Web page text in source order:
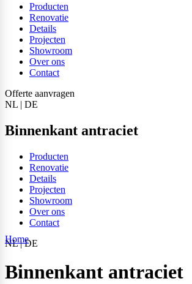
Producten
Renovatie
Details
Projecten
Showroom
Over ons
Contact
Offerte aanvragen
NL | DE
Binnenkant antraciet
Producten
Renovatie
Details
Projecten
Showroom
Over ons
Contact
NL | DE
Home
Binnenkant antraciet